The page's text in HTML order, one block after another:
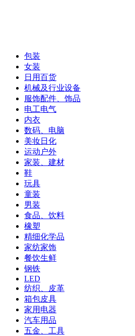
包装
女装
日用百货
机械及行业设备
服饰配件、饰品
电工电气
内衣
数码、电脑
美妆日化
运动户外
家装、建材
鞋
玩具
童装
男装
食品、饮料
橡塑
精细化学品
家纺家饰
餐饮生鲜
钢铁
LED
纺织、皮革
箱包皮具
家用电器
汽车用品
五金、工具